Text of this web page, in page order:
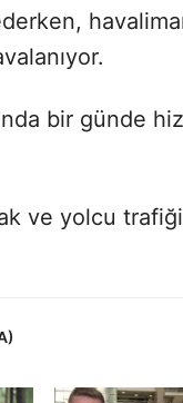
bir günde
ve yolcu